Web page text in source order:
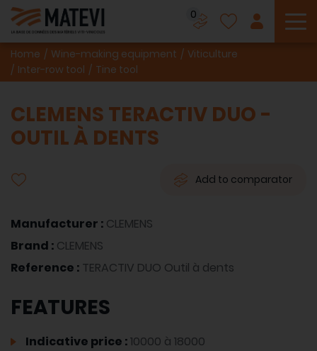
0
Home Wine-making equipment
Viticulture
Inter-row tool
Tine tool
CLEMENS TERACTIV DUO -
OUTIL À DENTS
Add to comparator
Manufacturer : CLEMENS
Brand : CLEMENS
Reference : TERACTIV DUO Outil à dents
FEATURES
Indicative price :10000 à 18000